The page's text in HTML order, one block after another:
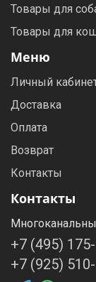
Товары для
Товары для
Меню
Личный
Доставка
Оплата
Возврат
Контакты
Контакты
+7 (495)
+7 (925)